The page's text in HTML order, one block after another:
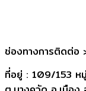
ช่องทางการติดต่อ
ที่อยู่ : 109/153 ห